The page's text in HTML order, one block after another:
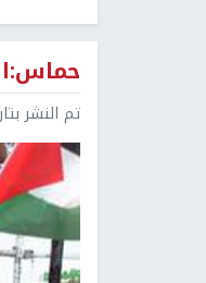
تم النشر